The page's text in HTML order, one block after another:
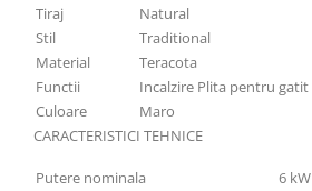
Tiraj
Natural
Stil
Traditional
Material
Teracota
Functii
Incalzire Plita pentru gatit
Culoare
Maro
CARACTERISTICI TEHNICE
Putere nominala
6 kW